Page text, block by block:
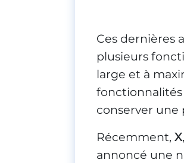
Ces dernières
plusieurs
large et à
fonctionnalités
conserver
Récemment, X
annoncé une